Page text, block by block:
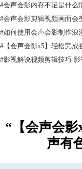
#会声会影内存不足是什么
#会声会影剪辑视频画面会
#如何使用会声会影制作浪
# 【会声会影x5】轻松完成
#影视解说视频剪辑技巧
“【会声会
声有